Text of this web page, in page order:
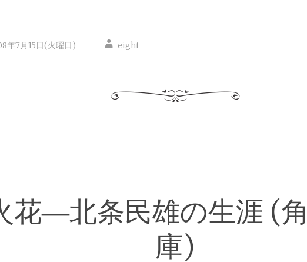
年7月15日(火曜日) eight
花―北条民雄の生涯 (
庫)